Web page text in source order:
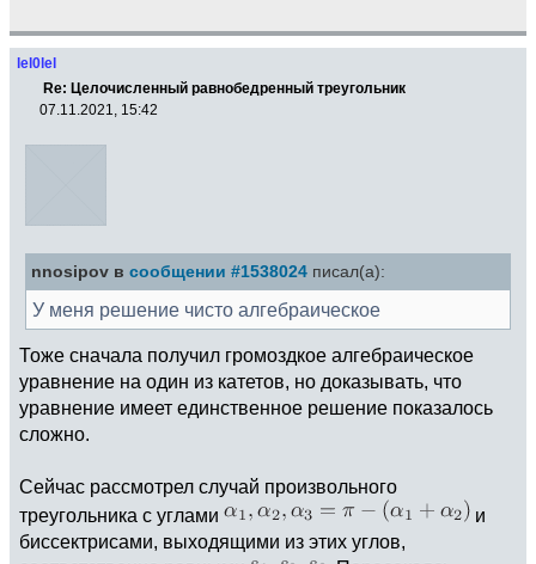
lel0lel
Re: Целочисленный равнобедренный треугольник
07.11.2021, 15:42
nnosipov в сообщении #1538024 писал(а):
У меня решение чисто алгебраическое
Тоже сначала получил громоздкое алгебраическое
уравнение на один из катетов, но доказывать, что
уравнение имеет единственное решение показалось
сложно.
Сейчас рассмотрел случай произвольного
треугольника с углами
и
биссектрисами, выходящими из этих углов,